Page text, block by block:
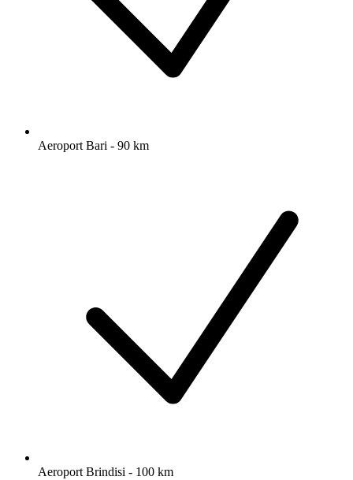
Aeroport Bari - 90 km
Aeroport Brindisi - 100 km